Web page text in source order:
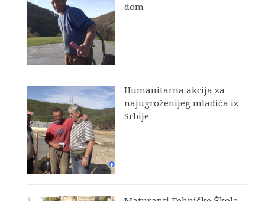
dom
Humanitarna akcija za
najugroženijeg mladića iz
Srbije